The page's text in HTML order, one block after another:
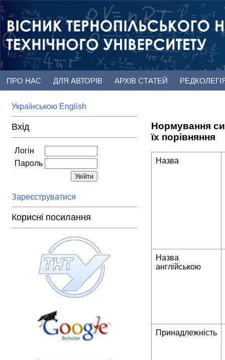
ПРО НАС ДЛЯ АВТОРІВ АРХІВ СТАТЕЙ
Українською English
Вхід
Логін
Пароль
Зареєструватися
Корисні посилання
Нормування
їх порівняння
Назва
Назва
англійською
Принадлежність